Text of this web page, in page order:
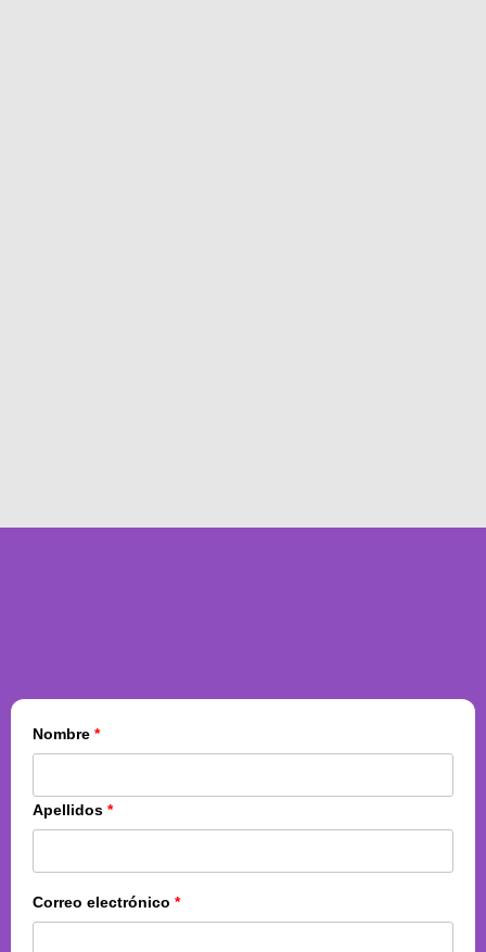
Nombre *
Apellidos *
Correo electrónico *